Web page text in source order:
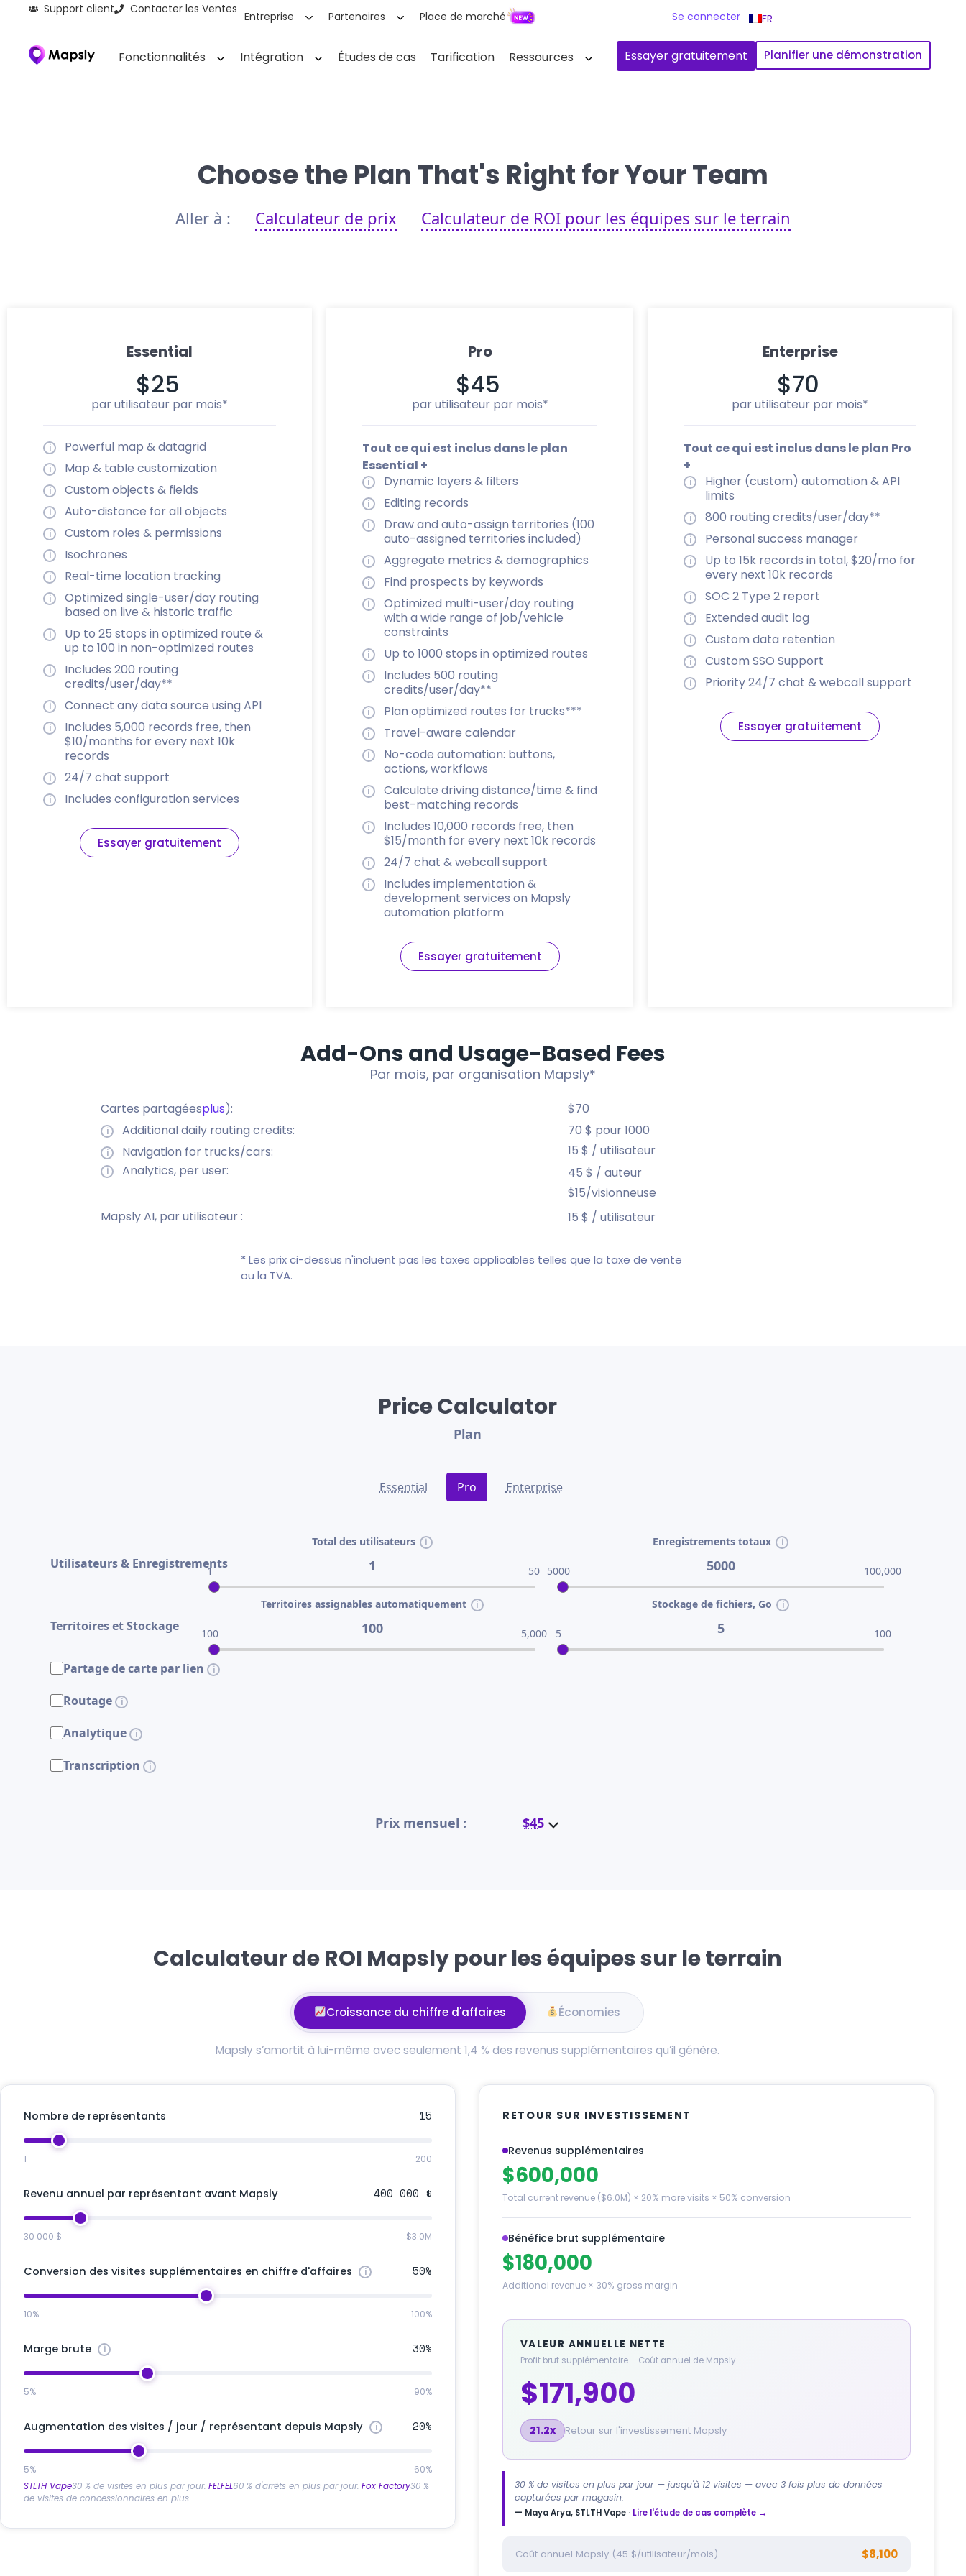
Support client Contacter les Ventes
Entreprise Partenaires Place de marché Se connecter FR
Fonctionnalités Intégration Études de cas Tarification Ressources Essayer gratuitement Planifier une démonstration
Choose the Plan That's Right for Your Team
Aller à : Calculateur de prix Calculateur de ROI pour les équipes sur le terrain
Essential
$25
par utilisateur par mois*
Powerful map & datagrid
Map & table customization
Custom objects & fields
Auto-distance for all objects
Custom roles & permissions
Isochrones
Real-time location tracking
Optimized single-user/day routing
based on live & historic traffic
Up to 25 stops in optimized route &
up to 100 in non-optimized routes
Includes 200 routing
credits/user/day**
Connect any data source using API
Includes 5,000 records free, then
$10/months for every next 10k
records
24/7 chat support
Includes configuration services
Essayer gratuitement
Pro
$45
par utilisateur par mois*
Tout ce qui est inclus dans le plan
Essential +
Dynamic layers & filters
Editing records
Draw and auto-assign territories (100
auto-assigned territories included)
Aggregate metrics & demographics
Find prospects by keywords
Optimized multi-user/day routing
with a wide range of job/vehicle
constraints
Up to 1000 stops in optimized routes
Includes 500 routing
credits/user/day**
Plan optimized routes for trucks***
Travel-aware calendar
No-code automation: buttons,
actions, workflows
Calculate driving distance/time & find
best-matching records
Includes 10,000 records free, then
$15/month for every next 10k records
24/7 chat & webcall support
Includes implementation &
development services on Mapsly
automation platform
Essayer gratuitement
Enterprise
$70
par utilisateur par mois*
Tout ce qui est inclus dans le plan Pro
+
Higher (custom) automation & API
limits
800 routing credits/user/day**
Personal success manager
Up to 15k records in total, $20/mo for
every next 10k records
SOC 2 Type 2 report
Extended audit log
Custom data retention
Custom SSO Support
Priority 24/7 chat & webcall support
Essayer gratuitement
Add-Ons and Usage-Based Fees
Par mois, par organisation Mapsly*
Cartes partagéesplus):
Additional daily routing credits:
Navigation for trucks/cars:
Analytics, per user:
Mapsly AI, par utilisateur :
$70
70 $ pour 1000
15 $ / utilisateur
45 $ / auteur
$15/visionneuse
15 $ / utilisateur
* Les prix ci-dessus n'incluent pas les taxes applicables telles que la taxe de vente
ou la TVA.
Price Calculator
Plan
Essential Pro Enterprise
Utilisateurs & Enregistrements
Total des utilisateurs
1 1 50
Enregistrements totaux
5000 5000 100,000
Territoires et Stockage
Territoires assignables automatiquement
100 100 5,000
Stockage de fichiers, Go
5 5 100
Partage de carte par lien
Routage
Analytique
Transcription
Prix mensuel : $45
Calculateur de ROI Mapsly pour les équipes sur le terrain
Croissance du chiffre d'affaires Économies
Mapsly s’amortit à lui-même avec seulement 1,4 % des revenus supplémentaires qu’il génère.
Nombre de représentants 15
1 200
Revenu annuel par représentant avant Mapsly 400 000 $
30 000 $ $3.0M
Conversion des visites supplémentaires en chiffre d'affaires 50%
10% 100%
Marge brute 30%
5% 90%
Augmentation des visites / jour / représentant depuis Mapsly 20%
5% 60%
STLTH Vape30 % de visites en plus par jour. FELFEL60 % d'arrêts en plus par jour. Fox Factory30 %
de visites de concessionnaires en plus.
RETOUR SUR INVESTISSEMENT
Revenus supplémentaires
$600,000
Total current revenue ($6.0M) × 20% more visits × 50% conversion
Bénéfice brut supplémentaire
$180,000
Additional revenue × 30% gross margin
VALEUR ANNUELLE NETTE
Profit brut supplémentaire – Coût annuel de Mapsly
$171,900
21.2x Retour sur l'investissement Mapsly
30 % de visites en plus par jour — jusqu'à 12 visites — avec 3 fois plus de données
capturées par magasin.
— Maya Arya, STLTH Vape · Lire l'étude de cas complète →
Coût annuel Mapsly (45 $/utilisateur/mois) $8,100